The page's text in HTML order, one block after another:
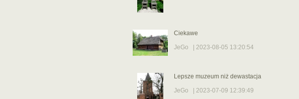
Ciekawe
JeGo | 2023-08-05 13:20:54
Lepsze muzeum niż dewastacja
JeGo | 2023-07-09 12:39:49